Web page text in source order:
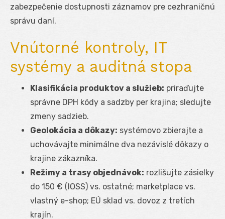
zabezpečenie dostupnosti záznamov pre cezhraničnú
správu daní.
Vnútorné kontroly, IT
systémy a auditná stopa
Klasifikácia produktov a služieb: priraďujte
správne DPH kódy a sadzby per krajina; sledujte
zmeny sadzieb.
Geolokácia a dôkazy: systémovo zbierajte a
uchovávajte minimálne dva nezávislé dôkazy o
krajine zákazníka.
Režimy a trasy objednávok: rozlišujte zásielky
do 150 € (IOSS) vs. ostatné; marketplace vs.
vlastný e-shop; EÚ sklad vs. dovoz z tretích
krajín.